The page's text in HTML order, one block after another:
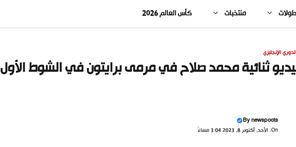
منتخبات كأس العالم 2026
الإنجليزي
ثنائية محمد صلاح في مرمى برايتون في الشوط الأول
Bynewspoots
On: الأحد, أكتوبر 8, 2023 3:04 مساءً